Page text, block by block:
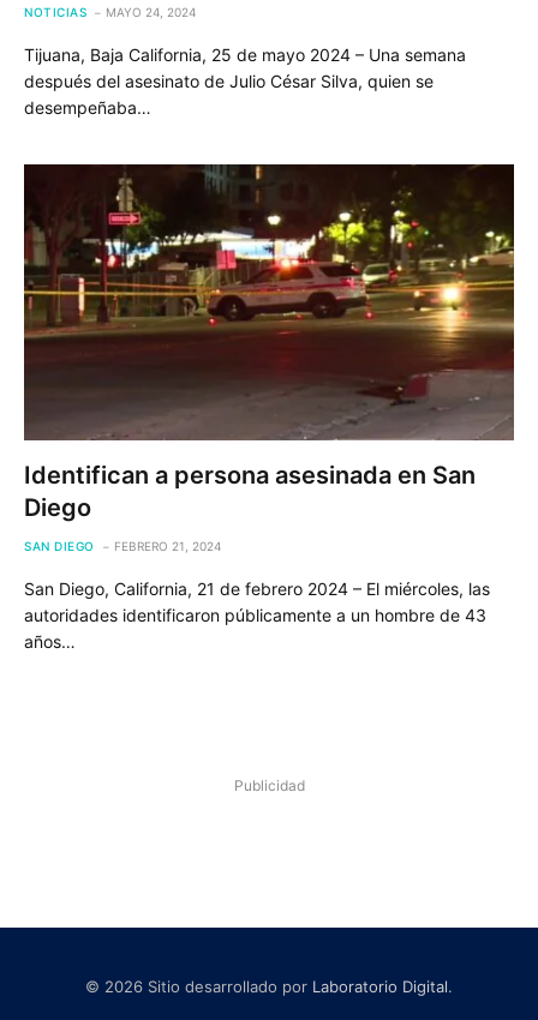
NOTICIAS MAYO 24, 2024
Tijuana, Baja California, 25 de mayo 2024 – Una semana
después del asesinato de Julio César Silva, quien se
desempeñaba…
Identifican a persona asesinada en San
Diego
SAN DIEGO FEBRERO 21, 2024
San Diego, California, 21 de febrero 2024 – El miércoles, las
autoridades identificaron públicamente a un hombre de 43
años…
Publicidad
© 2026 Sitio desarrollado por Laboratorio Digital.